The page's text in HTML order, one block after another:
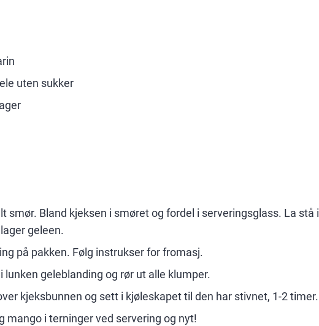
uten sukker
smør. Bland kjeksen i smøret og fordel i serveringsglass. La stå i
geleen.
på pakken. Følg instrukser for fromasj.
geleblanding og rør ut alle klumper.
kjeksbunnen og sett i kjøleskapet til den har stivnet, 1-2 timer.
mango i terninger ved servering og nyt!